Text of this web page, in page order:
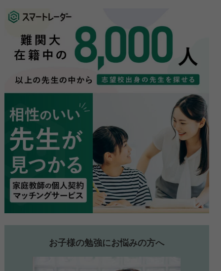
お子様の勉強にお悩みの方へ